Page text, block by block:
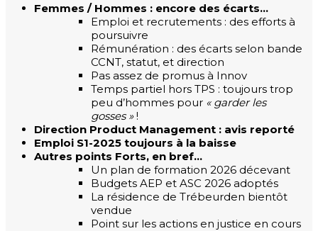
Femmes / Hommes : encore des écarts…
Emploi et recrutements : des efforts à
poursuivre
Rémunération : des écarts selon bande
CCNT, statut, et direction
Pas assez de promus à Innov
Temps partiel hors TPS : toujours trop
peu d’hommes pour « garder les
gosses »!
Direction Product Management : avis reporté
Emploi S1-2025 toujours à la baisse
Autres points Forts, en bref…
Un plan de formation 2026 décevant
Budgets AEP et ASC 2026 adoptés
La résidence de Trébeurden bientôt
vendue
Point sur les actions en justice en cours